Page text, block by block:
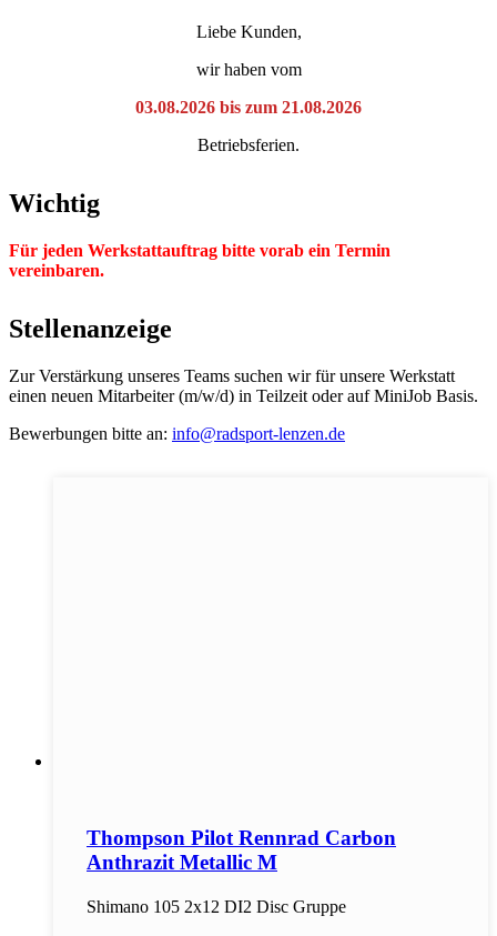
Liebe Kunden,
wir haben vom
03.08.2026 bis zum 21.08.2026
Betriebsferien.
Wichtig
Für jeden Werkstattauftrag bitte vorab ein Termin
vereinbaren.
Stellenanzeige
Zur Verstärkung unseres Teams suchen wir für unsere Werkstatt
einen neuen Mitarbeiter (m/w/d) in Teilzeit oder auf MiniJob Basis.
Bewerbungen bitte an: info@radsport-lenzen.de
Thompson Pilot Rennrad Carbon
Anthrazit Metallic M
Shimano 105 2x12 DI2 Disc Gruppe